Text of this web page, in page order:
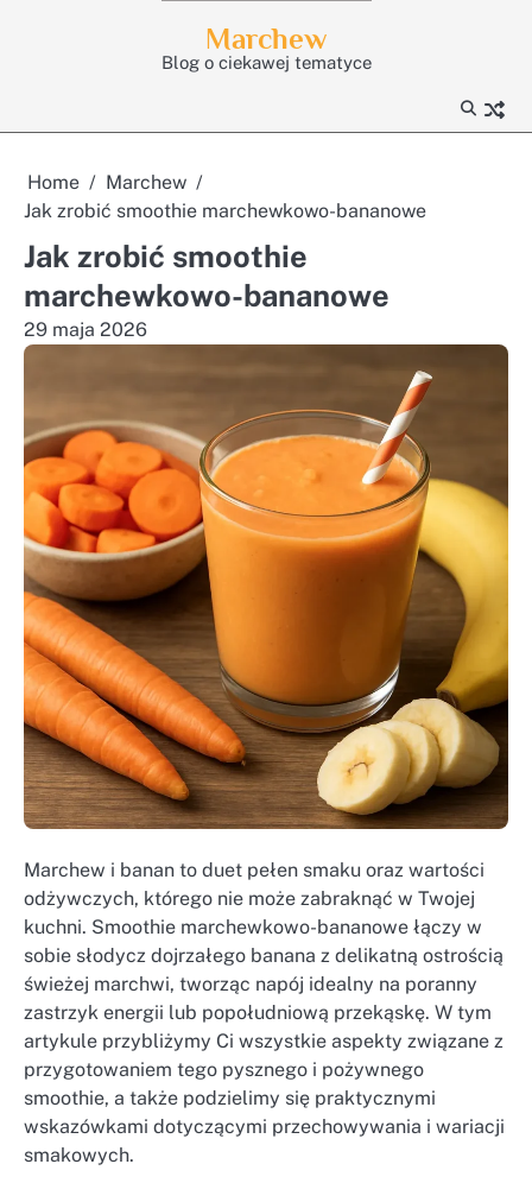
Marchew
Blog o ciekawej tematyce
Home
Marchew
Jak zrobić smoothie marchewkowo-bananowe
Jak zrobić smoothie
marchewkowo-bananowe
29 maja 2026
Marchew i banan to duet pełen smaku oraz wartości
odżywczych, którego nie może zabraknąć w Twojej
kuchni. Smoothie marchewkowo-bananowe łączy w
sobie słodycz dojrzałego banana z delikatną ostrością
świeżej marchwi, tworząc napój idealny na poranny
zastrzyk energii lub popołudniową przekąskę. W tym
artykule przybliżymy Ci wszystkie aspekty związane z
przygotowaniem tego pysznego i pożywnego
smoothie, a także podzielimy się praktycznymi
wskazówkami dotyczącymi przechowywania i wariacji
smakowych.